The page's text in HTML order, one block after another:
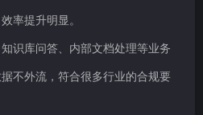
率提升明显。
识库问答、内部文档处理等业务
不外流，符合很多行业的合规要